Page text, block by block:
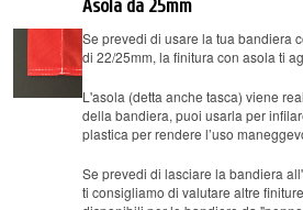
Asola da 25mm
Se prevedi di usare la tua bandiera
di 22/25mm, la finitura con asola ti
L'asola (detta anche tasca) viene
della bandiera, puoi usarla per
plastica per rendere l’uso
Se prevedi di lasciare la bandiera
ti consigliamo di valutare altre